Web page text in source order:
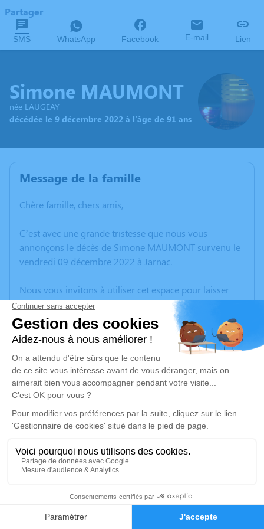
Faire-part Hommages
Partager
SMS WhatsApp Facebook E-mail Lien
Simone MAUMONT
née LAUGEAY
décédée le 9 décembre 2022 à l'âge de 91 ans
Message de la famille
Chère famille, chers amis,
C’est avec une grande tristesse que nous vous
annonçons le décès de Simone MAUMONT survenu le
vendredi 09 décembre 2022 à Jarnac.
Nous vous invitons à utiliser cet espace pour laisser
vos condoléances, partager des photos souvenirs, une
anecdote ou exprimer vos pensées à travers des
poèmes ou des textes. Cet endroit est un lieu
d'expression dédié à honorer la mémoire de Simone
MAUMONT.
Cérémonie religieuse
Église Saint Martin de Touvérac
Le Bourg
Je rends hommage